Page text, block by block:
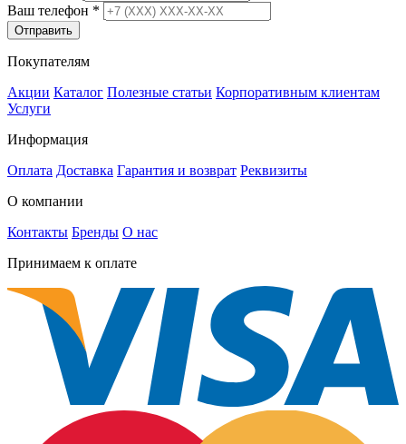
Ваш телефон *
Отправить
Покупателям
Акции Каталог Полезные статьи Корпоративным клиентам
Услуги
Информация
Оплата Доставка Гарантия и возврат Реквизиты
О компании
Контакты Бренды О нас
Принимаем к оплате